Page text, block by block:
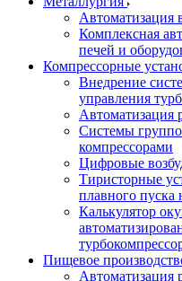
Автоматизация
Комплексная
печей и
Компрессорные
Внедрение
управления
Автоматизация
Системы
компрессорами
Цифровые
Тиристорные
плавного пуска
Калькулятор
Пищевое
Автоматизация